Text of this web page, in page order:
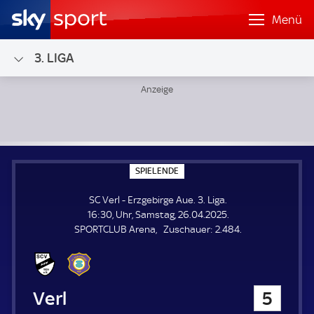
Menü
3. LIGA
SPIELENDE
P
E
L
E
N
SC Verl - Erzgebirge Aue. 3. Liga.
16:30, Uhr, Samstag, 26.04.2025.
SPORTCLUB Arena
Zuschauer: Z
2.484.
SC Verl 5